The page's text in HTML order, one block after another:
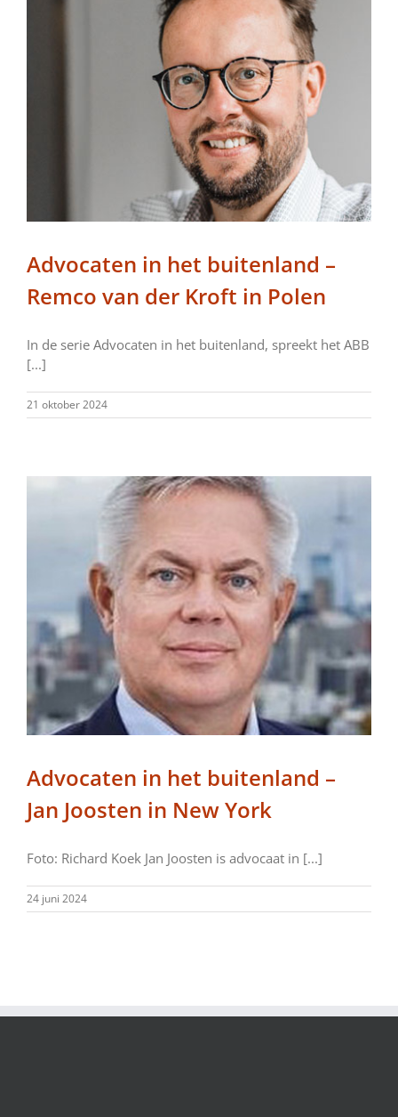
Advocaten in het buitenland –
Remco van der Kroft in Polen
In de serie Advocaten in het buitenland, spreekt het ABB
[...]
21 oktober 2024
Advocaten in het buitenland –
Jan Joosten in New York
Foto: Richard Koek Jan Joosten is advocaat in [...]
24 juni 2024